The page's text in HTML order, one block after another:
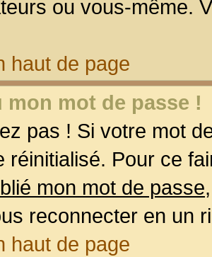
ou vous-même.
haut de page
mon mot de passe !
pas ! Si votre mot
réinitialisé. Pour ce
mon mot de passe
reconnecter en un
haut de page